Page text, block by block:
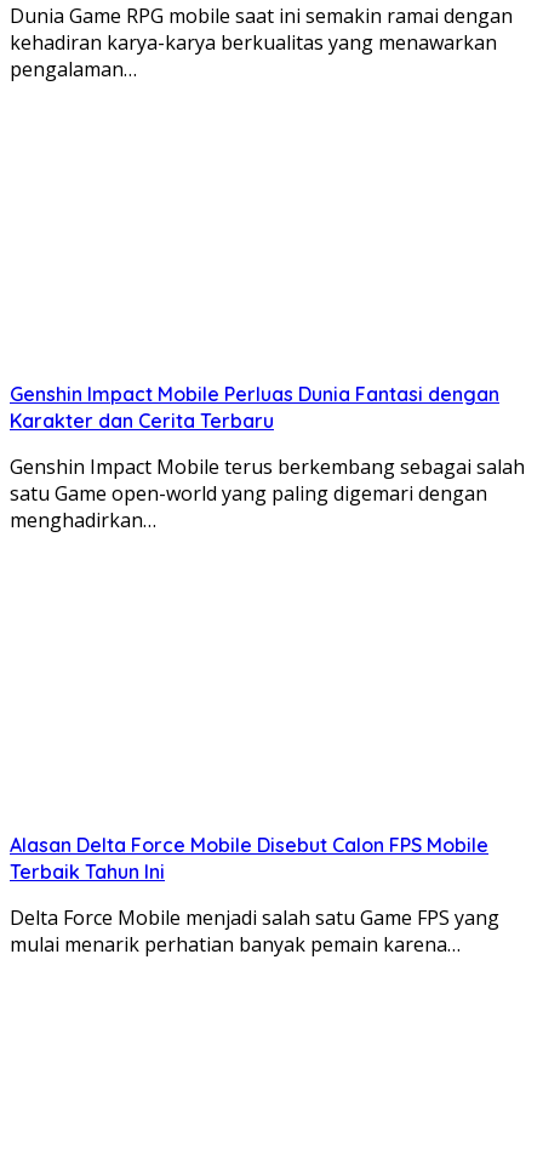
Dunia Game RPG mobile saat ini semakin ramai dengan
kehadiran karya-karya berkualitas yang menawarkan
pengalaman…
Genshin Impact Mobile Perluas Dunia Fantasi dengan
Karakter dan Cerita Terbaru
Genshin Impact Mobile terus berkembang sebagai salah
satu Game open-world yang paling digemari dengan
menghadirkan…
Alasan Delta Force Mobile Disebut Calon FPS Mobile
Terbaik Tahun Ini
Delta Force Mobile menjadi salah satu Game FPS yang
mulai menarik perhatian banyak pemain karena…